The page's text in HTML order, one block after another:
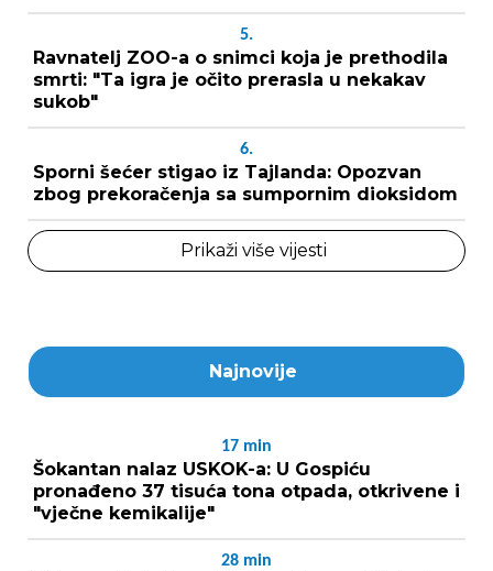
5.
Ravnatelj ZOO-a o snimci koja je prethodila
smrti: "Ta igra je očito prerasla u nekakav
sukob"
6.
Sporni šećer stigao iz Tajlanda: Opozvan
zbog prekoračenja sa sumpornim dioksidom
Prikaži više vijesti
Najnovije
17 min
Šokantan nalaz USKOK-a: U Gospiću
pronađeno 37 tisuća tona otpada, otkrivene i
"vječne kemikalije"
28 min